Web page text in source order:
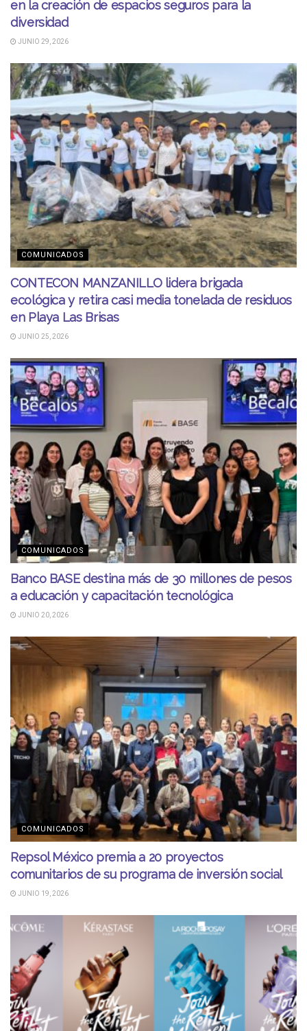
en la creación de espacios seguros para la
diversidad
JUNIO 29, 2026
COMUNICADOS
CONTECON MANZANILLO lidera brigada
ecológica y retira casi media tonelada de residuos
en Playa Las Brisas
JUNIO 25, 2026
COMUNICADOS
Banco BASE destina más de 30 millones de pesos
a educación y capacitación tecnológica
JUNIO 20, 2026
COMUNICADOS
Repsol México premia a 20 proyectos
comunitarios de su programa de inversión social
JUNIO 19, 2026